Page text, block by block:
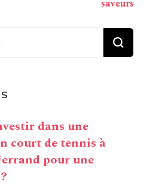
saveurs
dans une
court de tennis à
pour une